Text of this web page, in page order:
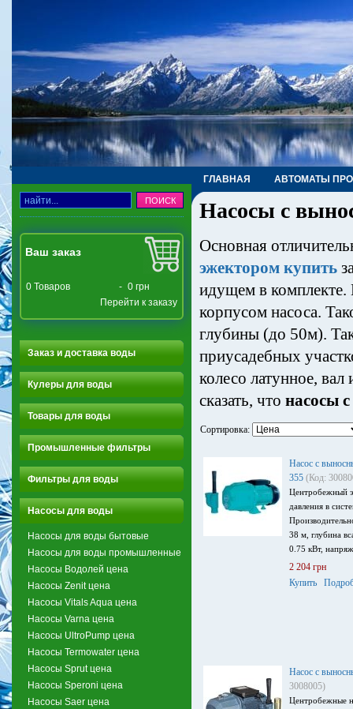
ГЛАВНАЯ АВТОМАТЫ
ТРУБЫ, ФИТИНГИ, КРАНЫ
Ваш заказ
0 Товаров - 0 грн
Перейти к заказу
Заказ и доставка воды
Кулеры для воды
Товары для воды
Промышленные фильтры
Фильтры для воды
Насосы для воды
Насосы для воды бытовые
Насосы для воды промышленные
Насосы Водолей цена
Насосы Zenit цена
Насосы Vitals Aqua цена
Насосы Varna цена
Насосы UltroPump цена
Насосы Termowater цена
Насосы Sprut цена
Насосы Speroni цена
Насосы Saer цена
Насосы с
Основная
эжектором купить
идущем в
корпусом насоса.
глубины (до 50м).
приусадебных
колесо латунное,
сказать, что насосы
Сортировка:
Насос с
355 (Код:
Центробежный
давления в
38 м, глубина
0.75 кВт,
2 204 грн
Купить
Насос с
3008005)
Центробежные